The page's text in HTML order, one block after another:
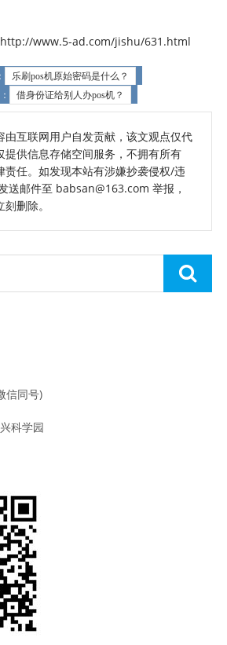
http://www.5-ad.com/jishu/631.html
乐刷pos机原始密码是什么？
借身份证给别人办pos机？
由互联网用户自发贡献，该文观点仅代
提供信息存储空间服务，不拥有所有
责任。如发现本站有涉嫌抄袭侵权/违
送邮件至 babsan@163.com 举报，
删除。
信同号)
科学园